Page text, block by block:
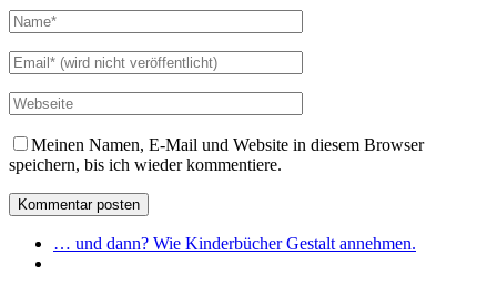
Meinen Namen, E-Mail und Website in diesem Browser
speichern, bis ich wieder kommentiere.
… und dann? Wie Kinderbücher Gestalt annehmen.